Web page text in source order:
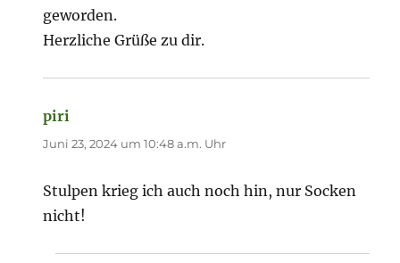
geworden.
Herzliche Grüße zu dir.
piri
Juni 23, 2024 um 10:48 a.m. Uhr
Stulpen krieg ich auch noch hin, nur Socken
nicht!